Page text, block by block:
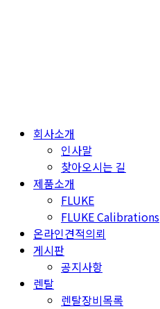
회사소개
인사말
찾아오시는 길
제품소개
FLUKE
FLUKE Calibrations
온라인견적의뢰
게시판
공지사항
렌탈
렌탈장비목록